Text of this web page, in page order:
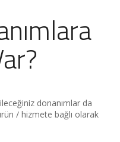
donanımlar da
/ hizmete bağlı olarak